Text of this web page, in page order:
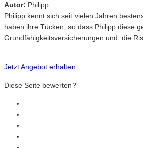
Autor: Philipp
Philipp kennt sich seit vielen Jahren
haben ihre Tücken, so dass Philipp diese
Grundfähigkeitsversicherungen und die
Jetzt Angebot erhalten
Diese Seite bewerten?